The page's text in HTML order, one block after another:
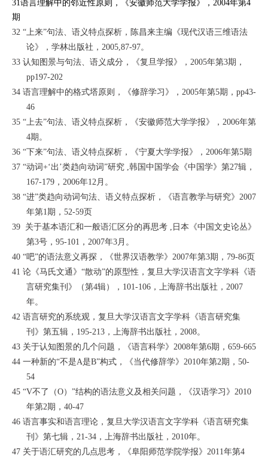
31 语言理解中的邻近性原则 ， 《安徽师范大学学报》
，2004年第4
期
32 “ 上来”句法、语义特点探析 ，陈昌来主编 《现代汉语三维语法
论》
，学林出版社，2005,87-97。
33 认知图景与句法、语义成分 ， 《复旦学报》
，2005年第3期，
pp197-202
34 语言理解中的格式塔原则 ， 《修辞学习》
，2005年第5期，pp43-
46
35 “ 上去”句法、语义特点探析 ， 《安徽师范大学学报》
，2006年第
4期。
36 “下来”句法、语义特点探析 ， 《宁夏大学学报》
，2006年第5期
37 “动词+‘出’类趋向动词”研究 ,韩国中国学会 《中国学》 第27辑，
167-179，2006年12月。
38 “进”类趋向动词句法、语义特点探析 ， 《语言教学与研究》 2007
年第1期，52-59页
39 关于基本语汇和一般语汇区分的再思考 ,日本 《中国文史论丛》
第3号，95-101，2007年3月。
40 “吧”的语法意义再探 ， 《世界汉语教学》 2007年第3期，79-86页
41 论《马氏文通》“散动”的原型性 ，复旦大学汉语言文字学科 《语
言研究集刊》
（第4辑），101-106，上海辞书出版社，2007
年。
42 语言研究的系统观 ，复旦大学汉语言文字学科 《语言研究集
刊》 第五辑，195-213，上海辞书出版社，2008。
43 关于认知图景的几个问题 ， 《语言科学》 2008年第6期，659-665
44 一种新的“不是A是B”构式 ， 《当代修辞学》 2010年第2期，50-
54
45 “V不了（O）”结构的语法意义及相关问题 ， 《汉语学习》 2010
年第2期，40-47
46 语言事实和语言理论 ，复旦大学汉语言文字学科 《语言研究集
刊》 第七辑，21-34，上海辞书出版社，2010年。
47 关于语汇研究的几点思考 ， 《阜阳师范学院学报》 2011年第4